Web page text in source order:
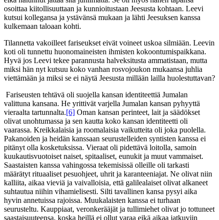
osoittaa kiitollisuuttaan ja kunnioitustaan Jeesusta kohtaan. Leevi
kutsui kollegansa ja ystävänsä mukaan ja lähti Jeesuksen kanssa
kulkemaan taloaan kohti.
Tilannetta vakoilleet fariseukset eivät voineet uskoa silmiään. Leevin
koti oli tunnettu huonomaineisten ihmisten kokoontumispaikkana.
Hyvä jos Leevi tekee parannusta halveksitusta ammatistaan, mutta
miksi hän nyt kutsuu koko vanhan rosvojoukon mukaansa juhlia
viettämään ja miksi se ei näytä Jeesusta millään lailla huolestuttavan?
Fariseusten tehtävä oli suojella kansan identiteettiä Jumalan
valittuna kansana. He yrittivät varjella Jumalan kansan pyhyyttä
vieraalta tartunnalta.[6] Oman kansan perinteet, lait ja säädökset
olivat unohtumassa ja sen kautta koko kansan identiteetti oli
vaarassa. Kreikkalaisia ja roomalaisia vaikutteita oli joka puolella.
Pakanoiden ja heidän kanssaan seurustelleiden syntisten kanssa ei
pitänyt olla kosketuksissa. Vieraat oli pidettävä loitolla, samoin
kuukautisvuotoiset naiset, spitaaliset, eunukit ja muut vammaiset.
Saastaisten kanssa vahingossa tekemisissä olleille oli tarkasti
määrätyt rituaaliset pesuohjeet, uhrit ja karanteeniajat. Ne olivat niin
kalliita, aikaa vieviä ja vaivalloisia, että galilealaiset olivat alkaneet
suhtautua niihin vihamielisesti. Silti tavallinen kansa pysyi aika
hyvin annetuissa rajoissa. Muukalaisten kanssa ei turhaan
seurusteltu. Kauppiaat, veronkerääjät ja tullimiehet olivat jo tottuneet
saastaisuuteensa, koska heillä ei ollut varaa eikä aikaa jatkuviin